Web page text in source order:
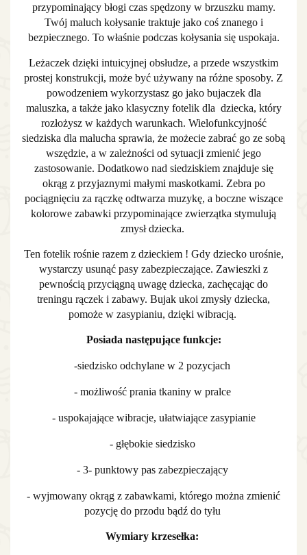
przypominający błogi czas spędzony w brzuszku mamy.
Twój maluch kołysanie traktuje jako coś znanego i
bezpiecznego. To właśnie podczas kołysania się uspokaja.
Leżaczek dzięki intuicyjnej obsłudze, a przede wszystkim
prostej konstrukcji, może być używany na różne sposoby. Z
powodzeniem wykorzystasz go jako bujaczekdla
maluszka, a także jako klasyczny fotelik dla dziecka, który
rozłożysz w każdych warunkach. Wielofunkcyjność
siedziska dla malucha sprawia, że możecie zabrać go ze sobą
wszędzie, a w zależności od sytuacji zmienić jego
zastosowanie. Dodatkowo nad siedziskiem znajduje się
okrąg z przyjaznymi małymi maskotkami. Zebra po
pociągnięciu za rączkę odtwarza muzykę, a boczne wiszące
kolorowe zabawki przypominające zwierzątka stymulują
zmysł dziecka.
Ten fotelik rośnie razem z dzieckiem ! Gdy dziecko urośnie,
wystarczy usunąć pasy zabezpieczające. Zawieszki z
pewnością przyciągną uwagę dziecka, zachęcając do
treningu rączek i zabawy. Bujak ukoi zmysły dziecka,
pomoże w zasypianiu, dzięki wibracją.
Posiada następujące funkcje:
-siedzisko odchylane w 2 pozycjach
- możliwość prania tkaniny w pralce
- uspokajające wibracje, ułatwiające zasypianie
- głębokie siedzisko
- 3- punktowy pas zabezpieczający
- wyjmowany okrąg z zabawkami, którego można zmienić
pozycję do przodu bądź do tyłu
Wymiary krzesełka: